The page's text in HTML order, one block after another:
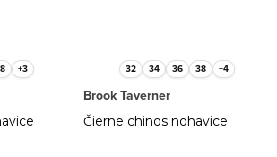
+3 32 34 36 38 +4
Čierne chinos nohavice
Brook Taverner